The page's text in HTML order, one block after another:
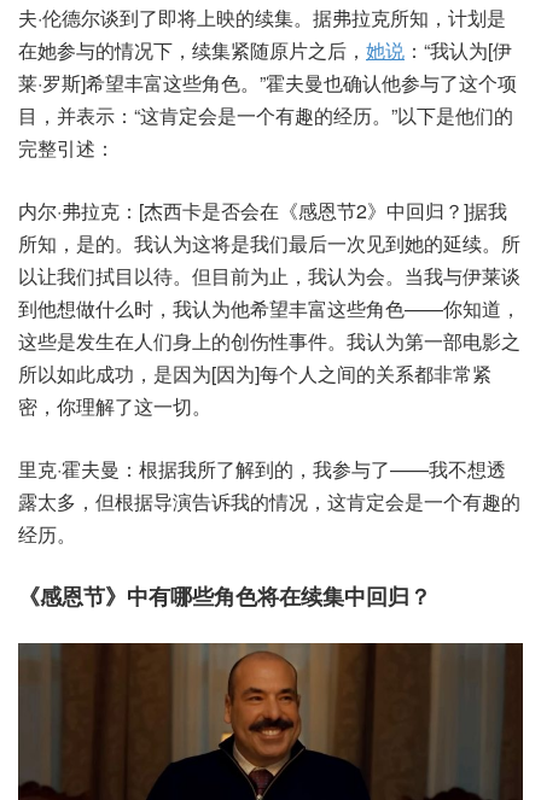
夫·伦德尔谈到了即将上映的续集。据弗拉克所知，计划是
在她参与的情况下，续集紧随原片之后， 她说 ：“我认为[伊
莱·罗斯]希望丰富这些角色。”霍夫曼也确认他参与了这个项
目，并表示：“这肯定会是一个有趣的经历。”以下是他们的
完整引述：
内尔·弗拉克：[杰西卡是否会在《感恩节2》中回归？]据我
所知，是的。我认为这将是我们最后一次见到她的延续。所
以让我们拭目以待。但目前为止，我认为会。当我与伊莱谈
到他想做什么时，我认为他希望丰富这些角色——你知道，
这些是发生在人们身上的创伤性事件。我认为第一部电影之
所以如此成功，是因为[因为]每个人之间的关系都非常紧
密，你理解了这一切。
里克·霍夫曼：根据我所了解到的，我参与了——我不想透
露太多，但根据导演告诉我的情况，这肯定会是一个有趣的
经历。
《感恩节》中有哪些角色将在续集中回归？